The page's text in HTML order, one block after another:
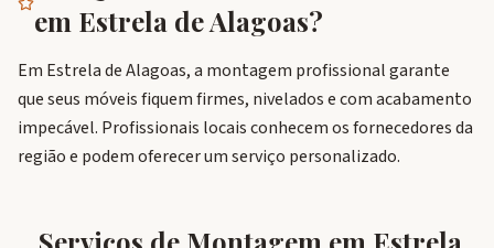
em Estrela de Alagoas?
Em Estrela de Alagoas, a montagem profissional garante
que seus móveis fiquem firmes, nivelados e com acabamento
impecável. Profissionais locais conhecem os fornecedores da
região e podem oferecer um serviço personalizado.